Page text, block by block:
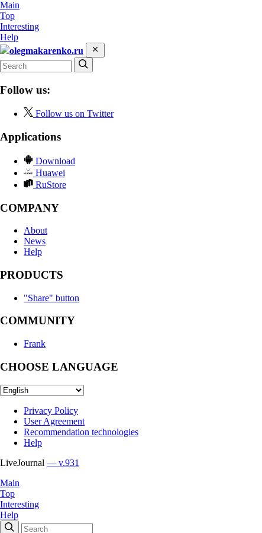
Main
Top
Interesting
Help
olegmakarenko.ru
Follow us:
Follow us on Twitter
Applications
Download
Huawei
RuStore
COMPANY
About
News
Help
PRODUCTS
"Share" button
COMMUNITY
Frank
CHOOSE LANGUAGE
Privacy Policy
User Agreement
Recommendation technologies
Help
LiveJournal — v.931
Main
Top
Interesting
Help